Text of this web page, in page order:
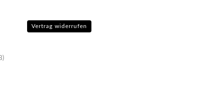
Vertrag widerrufen